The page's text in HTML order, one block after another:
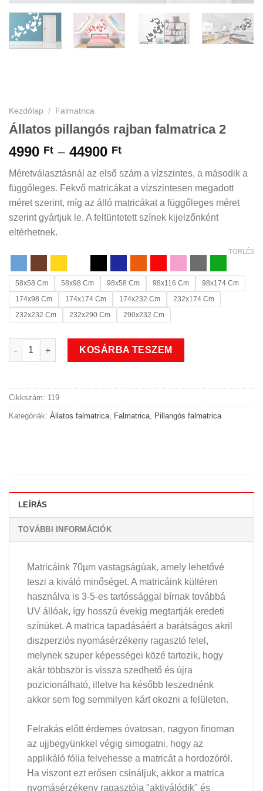
Kezdőlap / Falmatrica
Állatos pillangós rajban falmatrica 2
4990 Ft – 44900 FtÁrtartomány:
4990 Ft
-
44900 Ft
Méretválasztásnál az első szám a vízszintes, a második a
függőleges. Fekvő matricákat a vízszintesen megadott
méret szerint, míg az álló matricákat a függőleges méret
szerint gyártjuk le. A feltüntetett színek kijelzőnként
eltérhetnek.
58x58 Cm 58x98 Cm 98x58 Cm 98x116 Cm
98x174 Cm
174x98 Cm
174x174 Cm 174x232 Cm
232x174 Cm
232x232 Cm
232x290 Cm 290x232 Cm
TÖRLÉS
Állatos pillangós rajban falmatrica 2 mennyiség
KOSÁRBA TESZEM
Cikkszám: 119
Kategóriák: Állatos falmatrica, Falmatrica, Pillangós falmatrica
LEÍRÁS
TOVÁBBI INFORMÁCIÓK
Matricáink 70µm vastagságúak, amely lehetővé
teszi a kiváló minőséget. A matricáink kültéren
használva is 3-5-es tartóssággal bírnak továbbá
UV állóak, így hosszú évekig megtartják eredeti
színüket. A matrica tapadásáért a barátságos akril
diszperziós nyomásérzékeny ragasztó felel,
melynek szuper képességei közé tartozik, hogy
akár többször is vissza szedhető és újra
pozicionálható, illetve ha később leszednénk
akkor sem fog semmilyen kárt okozni a felületen.
Felrakás előtt érdemes óvatosan, nagyon finoman
az ujjbegyünkkel végig simogatni, hogy az
applikáló fólia felvehesse a matricát a hordozóról.
Ha viszont ezt erősen csináljuk, akkor a matrica
nyomásérzékeny ragasztója "aktiválódik" és